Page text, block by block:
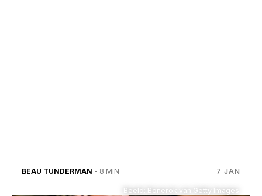
BEAU TUNDERMAN - 8 MIN 7 JAN
Beeld: Bonerok van Getty Images